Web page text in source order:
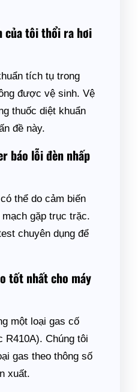
của tôi thổi ra hơi
tích tụ trong
được vệ sinh. Vệ
thuốc diệt khuẩn
đề này.
báo lỗi đèn nhấp
thể do cảm biến
gặp trục trặc.
chuyên dụng để
tốt nhất cho máy
một loại gas cố
R410A). Chúng tôi
gas theo thông số
xuất.